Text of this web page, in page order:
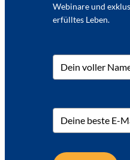
Webinare und
erfülltes Leben.